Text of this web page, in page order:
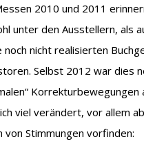
2010 und 2011
unter den Ausstellern, als
noch nicht realisierten
Selbst 2012 war dies
viel verändert, vor allem
von Stimmungen vorfinden: